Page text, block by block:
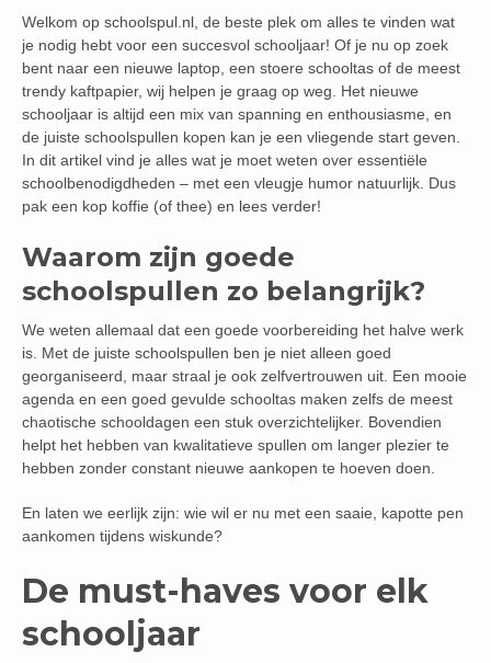
Welkom op schoolspul.nl, de beste plek om alles te vinden wat
je nodig hebt voor een succesvol schooljaar! Of je nu op zoek
bent naar een nieuwe laptop, een stoere schooltas of de meest
trendy kaftpapier, wij helpen je graag op weg. Het nieuwe
schooljaar is altijd een mix van spanning en enthousiasme, en
de juiste schoolspullen kopen kan je een vliegende start geven.
In dit artikel vind je alles wat je moet weten over essentiële
schoolbenodigdheden – met een vleugje humor natuurlijk. Dus
pak een kop koffie (of thee) en lees verder!
Waarom zijn goede
schoolspullen zo belangrijk?
We weten allemaal dat een goede voorbereiding het halve werk
is. Met de juiste schoolspullen ben je niet alleen goed
georganiseerd, maar straal je ook zelfvertrouwen uit. Een mooie
agenda en een goed gevulde schooltas maken zelfs de meest
chaotische schooldagen een stuk overzichtelijker. Bovendien
helpt het hebben van kwalitatieve spullen om langer plezier te
hebben zonder constant nieuwe aankopen te hoeven doen.
En laten we eerlijk zijn: wie wil er nu met een saaie, kapotte pen
aankomen tijdens wiskunde?
De must-haves voor elk
schooljaar